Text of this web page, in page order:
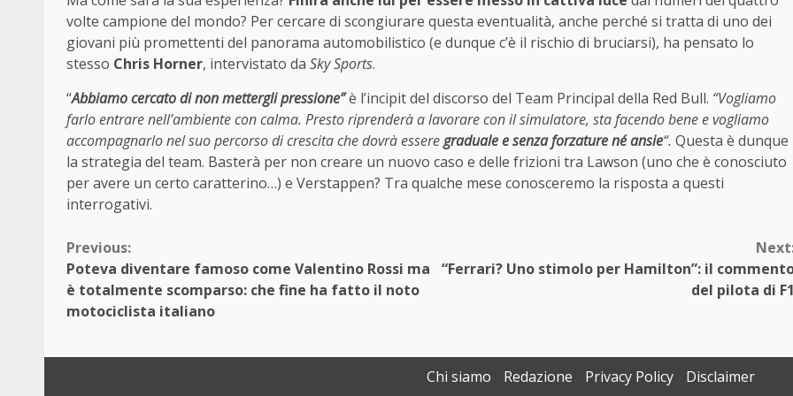
volte campione del mondo? Per cercare di scongiurare questa eventualità, anche perché si tratta di uno dei
giovani più promettenti del panorama automobilistico (e dunque c’è il rischio di bruciarsi), ha pensato lo
stesso Chris Horner, intervistato da Sky Sports.
“Abbiamo cercato di non mettergli pressione”è l’incipit del discorso del Team Principal della Red Bull. “Vogliamo
farlo entrare nell’ambiente con calma. Presto riprenderà a lavorare con il simulatore, sta facendo bene e vogliamo
accompagnarlo nel suo percorso di crescita che dovrà esseregraduale e senza forzature né ansie“. Questa è dunque
la strategia del team. Basterà per non creare un nuovo caso e delle frizioni tra Lawson (uno che è conosciuto
per avere un certo caratterino…) e Verstappen? Tra qualche mese conosceremo la risposta a questi
interrogativi.
Continue
Reading
Previous:
Poteva diventare famoso come Valentino Rossi ma
è totalmente scomparso: che fine ha fatto il noto
motociclista italiano
“Ferrari? Uno stimolo per Hamilton”: il
del pilota di F1
Chi siamo Redazione Privacy Policy Disclaimer